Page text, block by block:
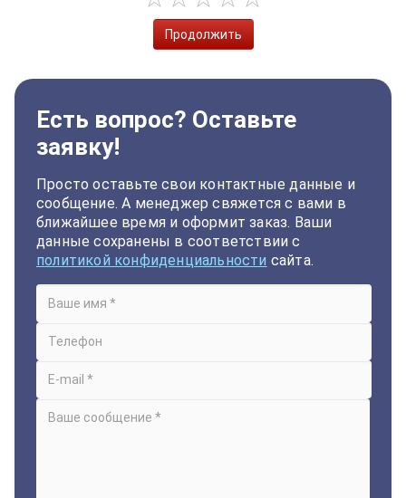
Продолжить
Есть вопрос? Оставьте
заявку!
Просто оставьте свои контактные данные и
сообщение. А менеджер свяжется с вами в
ближайшее время и оформит заказ. Ваши
данные сохранены в соответствии с
политикой конфиденциальности сайта.